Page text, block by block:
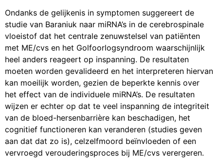
Ondanks de gelijkenis in symptomen suggereert de
studie van Baraniuk naar miRNA’s in de cerebrospinale
vloeistof dat het centrale zenuwstelsel van patiënten
met ME/cvs en het Golfoorlogsyndroom waarschijnlijk
heel anders reageert op inspanning. De resultaten
moeten worden gevalideerd en het interpreteren hiervan
kan moeilijk worden, gezien de beperkte kennis over
het effect van de individuele miRNA’s. De resultaten
wijzen er echter op dat te veel inspanning de integriteit
van de bloed-hersenbarrière kan beschadigen, het
cognitief functioneren kan veranderen (studies geven
aan dat dat zo is), celzelfmoord beïnvloeden of een
vervroegd verouderingsproces bij ME/cvs verergeren.